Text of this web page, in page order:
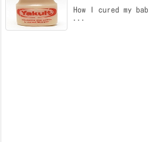
How I cured my
...